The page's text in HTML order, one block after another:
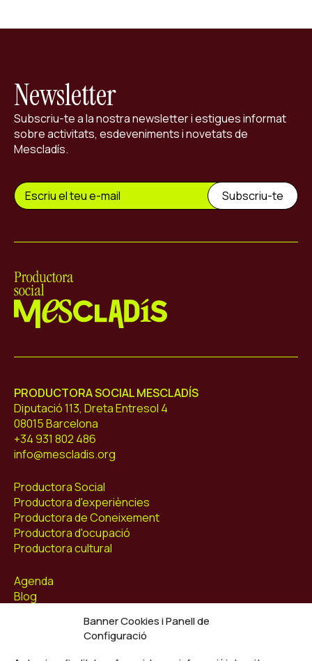
Banner Cookies i Panell de
Configuració
Newsletter
Subscriu-te a la nostra newsletter i estigues informat
sobre activitats, esdeveniments i novetats de
Mescladís.
PRODUCTORA SOCIAL MESCLADÍS
Diputació 113, Dreta Entresol 4
08015 Barcelona
+34 931 802 486
info@mescladis.org
Productora Social
Productora d'experiències
Productora de Coneixement
Productora d'ocupació
Productora cultural
Agenda
Blog